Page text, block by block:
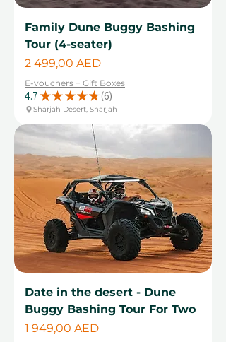
Family Dune Buggy Bashing
Tour (4-seater)
Цена
2 499,00 AED
E-vouchers + Gift Boxes
4.7 ★ ★ ★ ★ ★ 6
6
Sharjah Desert, Sharjah
Date in the desert - Dune
Buggy Bashing Tour For Two
Цена
1 949,00 AED